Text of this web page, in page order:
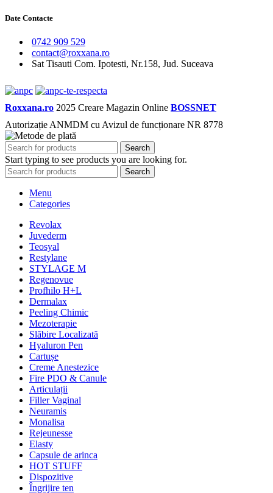
Date Contacte
0742 909 529
contact@roxxana.ro
Sat Tisauti Com. Ipotesti, Nr.158, Jud. Suceava
Roxxana.ro 2025 Creare Magazin Online BOSSNET
Autorizație ANMDM cu Avizul de funcționare NR 8778
Search
Start typing to see products you are looking for.
Search
Menu
Categories
Revolax
Juvederm
Teosyal
Restylane
STYLAGE M
Regenovue
Profhilo H+L
Dermalax
Peeling Chimic
Mezoterapie
Slăbire Localizată
Hyaluron Pen
Cartușe
Creme Anestezice
Fire PDO & Canule
Articulații
Filler Vaginal
Neuramis
Monalisa
Rejeunesse
Elasty
Capsule de arinca
HOT STUFF
Dispozitive
Îngrijire ten